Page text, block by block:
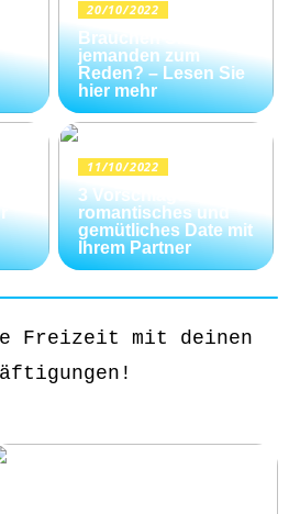
20/10/2022
Brauchen Sie
jemanden zum
Reden? – Lesen Sie
hier mehr
11/10/2022
3 Vorschläge für ein
romantisches und
gemütliches Date mit
Ihrem Partner
Freizeit mit deinen